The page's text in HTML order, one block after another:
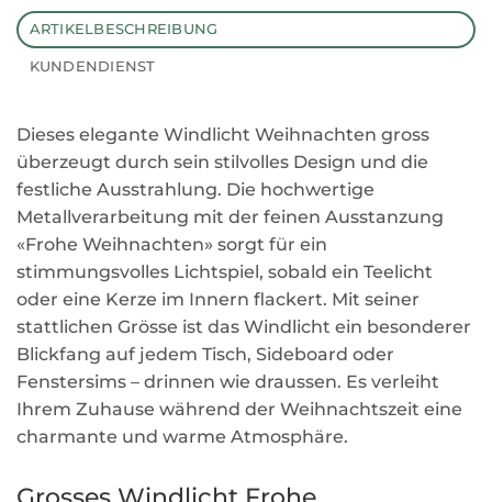
ARTIKELBESCHREIBUNG
KUNDENDIENST
Dieses elegante Windlicht Weihnachten gross
überzeugt durch sein stilvolles Design und die
festliche Ausstrahlung. Die hochwertige
Metallverarbeitung mit der feinen Ausstanzung
«Frohe Weihnachten» sorgt für ein
stimmungsvolles Lichtspiel, sobald ein Teelicht
oder eine Kerze im Innern flackert. Mit seiner
stattlichen Grösse ist das Windlicht ein besonderer
Blickfang auf jedem Tisch, Sideboard oder
Fenstersims – drinnen wie draussen. Es verleiht
Ihrem Zuhause während der Weihnachtszeit eine
charmante und warme Atmosphäre.